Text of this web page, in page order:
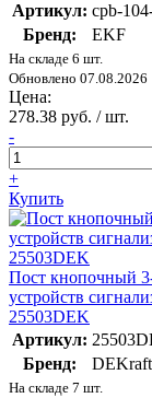
Артикул: cpb-
Бренд:
EKF
На складе 6 шт.
Обновлено 07.08.2026
Цена:
278.38 руб. / шт.
-
+
Купить
Пост кнопочный
устройств
25503DEK
Артикул:
Бренд:
DEKraft
На складе 7 шт.